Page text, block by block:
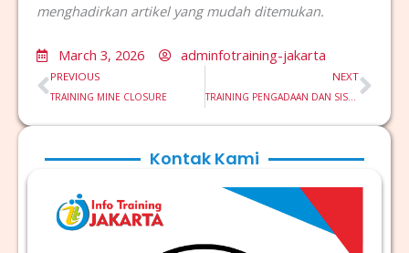
menghadirkan artikel yang mudah ditemukan.
March 3, 2026 adminfotraining-jakarta
Prev
PREVIOUS
TRAINING MINE CLOSURE
NEXT
TRAINING PENGADAAN DAN SISTEM PEMBELIAN BERKELANJUTAN
Kontak Kami